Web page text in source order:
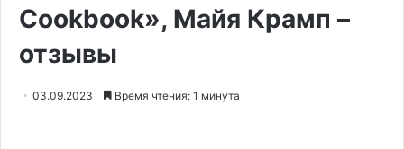
Cookbook», Майя Крамп –
отзывы
03.09.2023 Время чтения: 1 минута